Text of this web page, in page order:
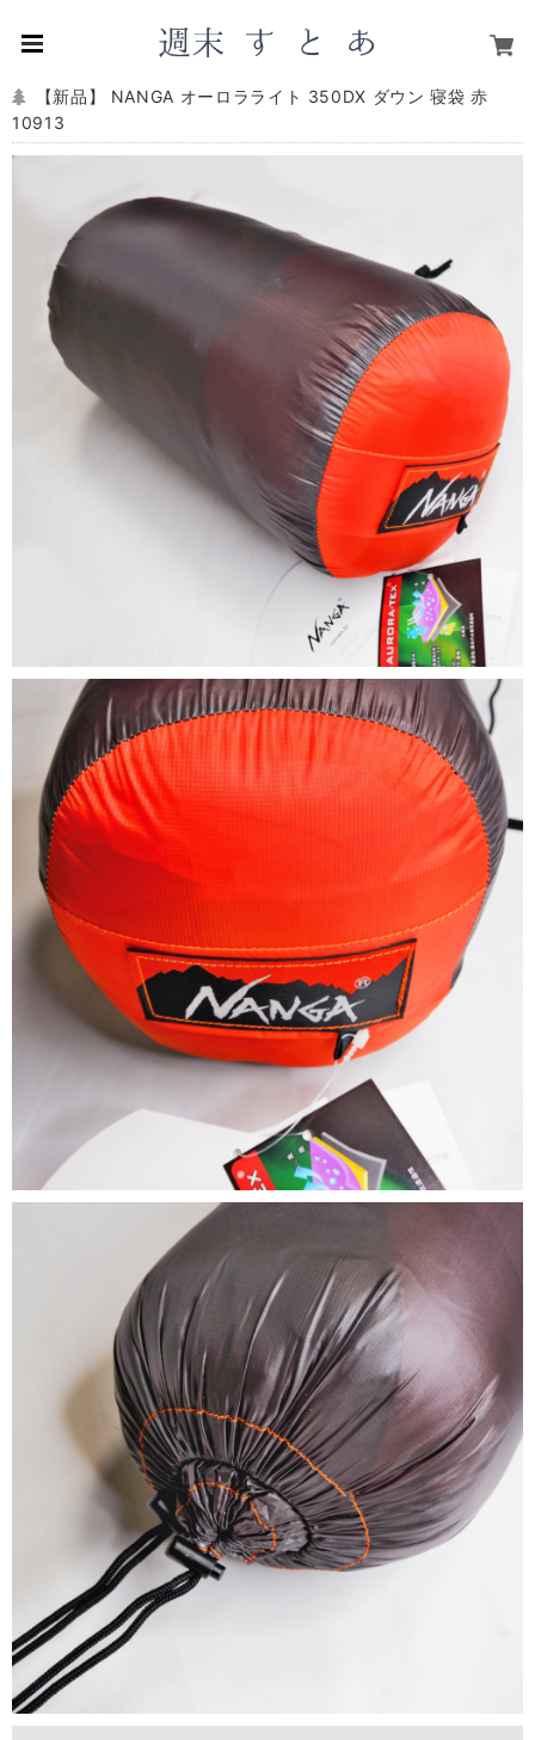
【新品】 NANGA オーロラライト 350DX ダウン 寝袋 赤
10913